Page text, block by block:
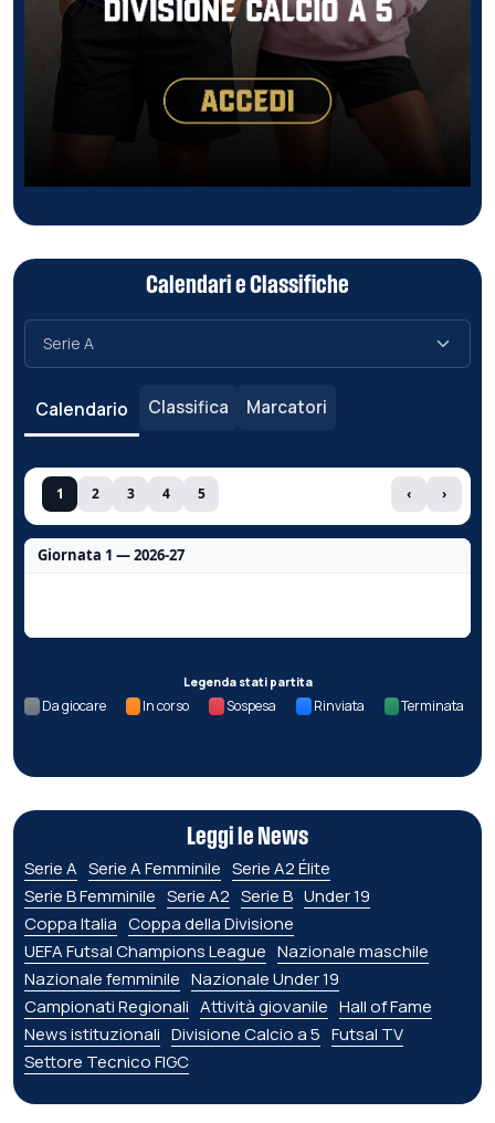
Calendari e Classifiche
Calendario Classifica Marcatori
1 2 3 4 5 ‹ ›
Giornata 1 — 2026-27
Legenda stati partita
Da giocare In corso Sospesa Rinviata Terminata
Leggi le News
Serie A Serie A Femminile Serie A2 Élite
Serie B Femminile Serie A2 Serie B Under 19
Coppa Italia Coppa della Divisione
UEFA Futsal Champions League Nazionale maschile
Nazionale femminile Nazionale Under 19
Campionati Regionali Attività giovanile Hall of Fame
News istituzionali Divisione Calcio a 5 Futsal TV
Settore Tecnico FIGC